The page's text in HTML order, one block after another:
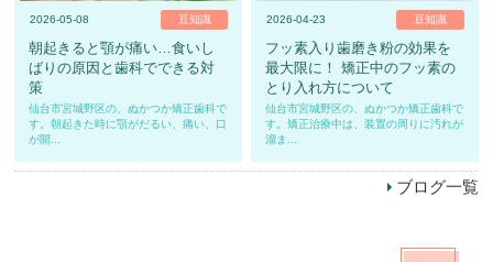
2026-05-08 豆知識
朝起きると顎が痛い…食いし
ばりの原因と歯科でできる対
策
仙台市宮城野区の、ぬかつか矯正歯科で
す。朝起きた時に顎がだるい、痛い、口
が開...
2026-04-23 豆知識
フッ素入り歯磨き粉の効果を
最大限に！ 矯正中のフッ素の
とり入れ方について
仙台市宮城野区の、ぬかつか矯正歯科で
す。矯正治療中は、装置の周りに汚れが
溜ま...
ブログ一覧